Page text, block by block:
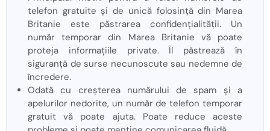
telefon gratuite și de unică folosință din Marea
Britanie este păstrarea confidențialității. Un
număr temporar din Marea Britanie vă poate
proteja informațiile private. Îl păstrează în
siguranță de surse necunoscute sau nedemne de
încredere.
Odată cu creșterea numărului de spam și a
apelurilor nedorite, un număr de telefon temporar
gratuit vă poate ajuta. Poate reduce aceste